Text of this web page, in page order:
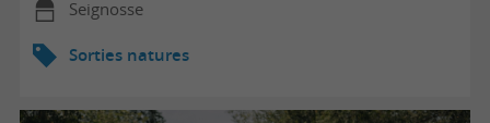
Seignosse
Sorties natures